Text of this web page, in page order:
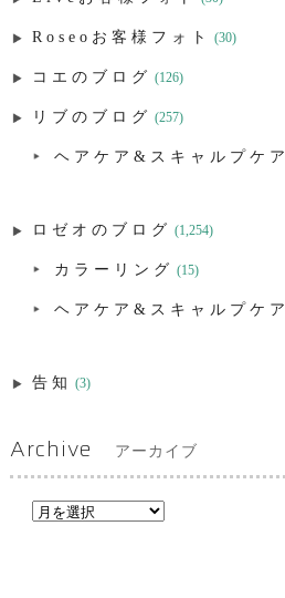
Roseoお客様フォト (30)
コエのブログ (126)
リブのブログ (257)
ヘアケア&スキャルプケア
ロゼオのブログ (1,254)
カラーリング (15)
ヘアケア&スキャルプケア
告知 (3)
Archive アーカイブ